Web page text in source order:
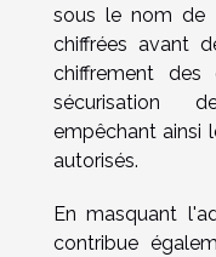
sous le nom de
chiffrées avant
chiffrement
sécurisation
empêchant ainsi
autorisés.
En masquant
contribue